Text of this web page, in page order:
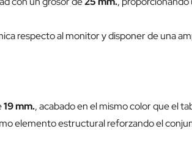
respecto al monitor y disponer de una
19 mm., acabado en el mismo color que el
elemento estructural reforzando el